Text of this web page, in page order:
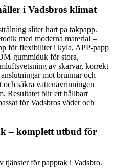
i Vadsbros klimat
sliter hårt på takpapp.
med moderna material –
för flexibilitet i kyla, APP-papp
gummiduk för stora,
av skarvar, korrekt
mot brunnar och
och säkra vattenavrinningen
Resultatet blir ett hållbart
för Vadsbros väder och
– komplett utbud för
tjänster för papptak i Vadsbro.